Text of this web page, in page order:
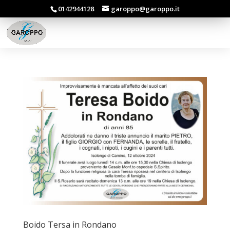
0142944128 garoppo@garoppo.it
Boido Tersa in Rondano